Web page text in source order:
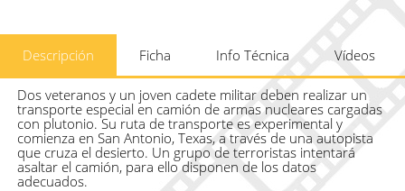
Descripción Ficha Info Técnica Vídeos
Dos veteranos y un joven cadete militar deben realizar un
transporte especial en camión de armas nucleares cargadas
con plutonio. Su ruta de transporte es experimental y
comienza en San Antonio, Texas, a través de una autopista
que cruza el desierto. Un grupo de terroristas intentará
asaltar el camión, para ello disponen de los datos
adecuados.